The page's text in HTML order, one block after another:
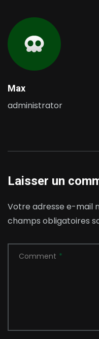
Max
administrator
Laisser un
Votre adresse e-mail
champs obligatoires
Comment *